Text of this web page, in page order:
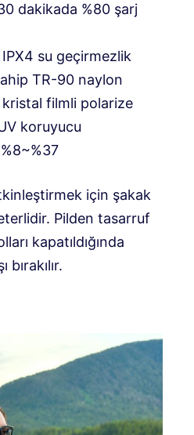
dakikada %80 şarj
IPX4 su geçirmezlik
TR-90 naylon
kristal filmli polarize
koruyucu
%8~%37
için şakak
Pilden tasarruf
kapatıldığında